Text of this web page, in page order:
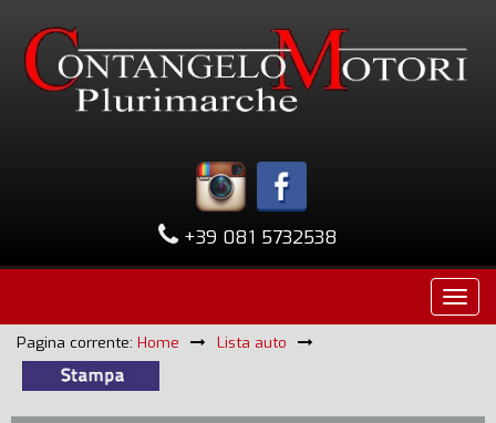
+39 081 5732538
Pagina corrente: Home Lista auto